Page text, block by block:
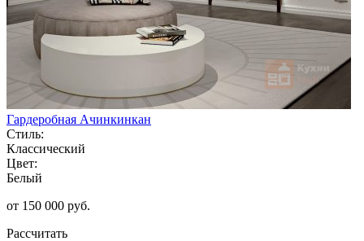
Гардеробная Ачинкинкан
Стиль:
Классический
Цвет:
Белый
от 150 000 руб.
Рассчитать